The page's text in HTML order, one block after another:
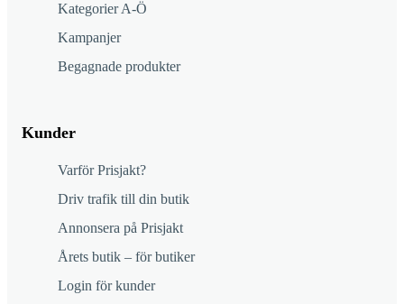
Kategorier A-Ö
Kampanjer
Begagnade produkter
Kunder
Varför Prisjakt?
Driv trafik till din butik
Annonsera på Prisjakt
Årets butik – för butiker
Login för kunder